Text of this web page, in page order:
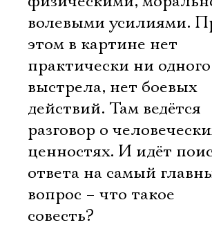
волевыми усилиями.
этом в картине нет
практически ни одного
выстрела, нет боевых
действий. Там ведётся
разговор о
ценностях. И идёт
ответа на самый
вопрос – что такое
совесть?